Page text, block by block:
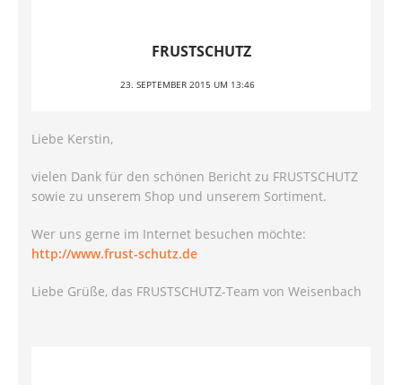
FRUSTSCHUTZ
23. SEPTEMBER 2015 UM 13:46
Liebe Kerstin,
vielen Dank für den schönen Bericht zu FRUSTSCHUTZ
sowie zu unserem Shop und unserem Sortiment.
Wer uns gerne im Internet besuchen möchte:
http://www.frust-schutz.de
Liebe Grüße, das FRUSTSCHUTZ-Team von Weisenbach